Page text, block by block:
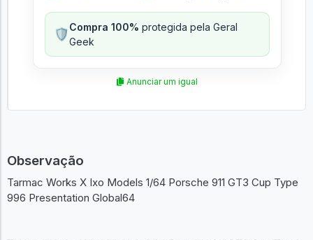
🛡️Compra 100% protegida pela Geral
Geek
Anunciar um igual
Observação
Tarmac Works X Ixo Models 1/64 Porsche 911 GT3 Cup Type
996 Presentation Global64